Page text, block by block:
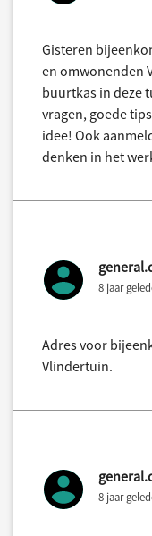
Gisteren
en omwonenden
buurtkas in deze
vragen, goede
idee! Ook
denken in het
8 jaar
Adres voor
Vlindertuin.
8 jaar